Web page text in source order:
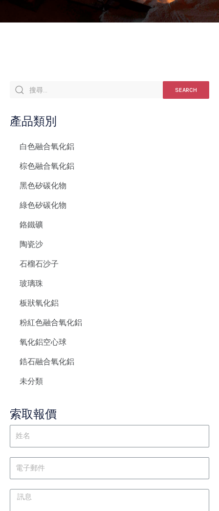
SEARCH
產品類別
白色融合氧化鋁
棕色融合氧化鋁
黑色矽碳化物
綠色矽碳化物
鉻鐵礦
陶瓷沙
石榴石沙子
玻璃珠
板狀氧化鋁
粉紅色融合氧化鋁
氧化鋁空心球
鋯石融合氧化鋁
未分類
索取報價